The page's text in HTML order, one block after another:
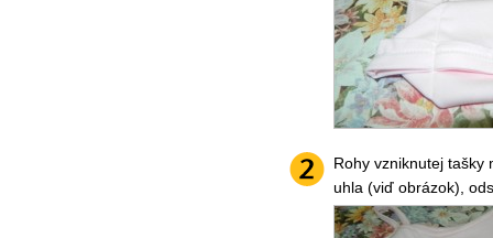
Rohy vzniknutej tašky
uhla (viď obrázok),